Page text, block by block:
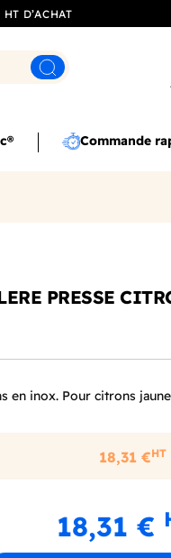
D’ACHAT
Rechercher
Commande
PRESSE
en inox. Pour citrons
18,31 €HT
18,31 €